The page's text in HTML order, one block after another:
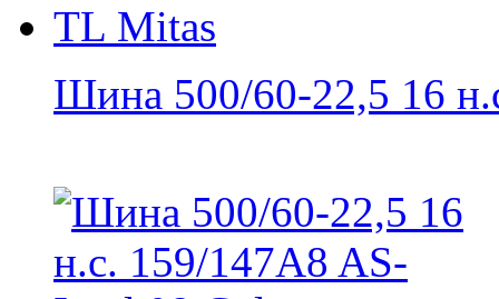
Шина 500/60-22,5 16